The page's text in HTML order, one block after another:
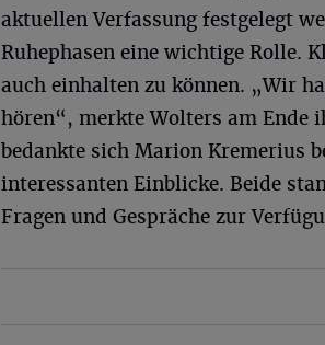
aktuellen Verfassung festgelegt
Ruhephasen eine wichtige Rolle.
auch einhalten zu können. „Wir
hören“, merkte Wolters am Ende
bedankte sich Marion Kremerius
interessanten Einblicke. Beide
Fragen und Gespräche zur